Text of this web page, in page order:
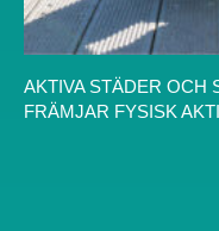
AKTIVA STÄDER OCH
FRÄMJAR FYSISK